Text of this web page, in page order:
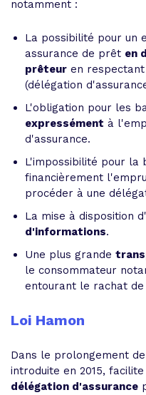
notamment :
La possibilité pour un
assurance de prêt en
prêteur en
(délégation
L'obligation pour les
expressément à
d'assurance.
L'impossibilité pour la
financièrement
procéder à une
La mise à disposition
d'informations.
Une plus grande
le consommateur
entourant le rachat de
Loi Hamon
Dans le prolongement
introduite en 2015,
délégation d'assurance